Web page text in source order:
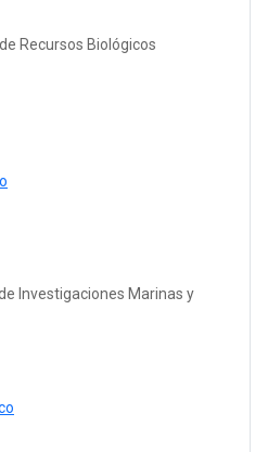
Recursos Biológicos
Investigaciones Marinas y